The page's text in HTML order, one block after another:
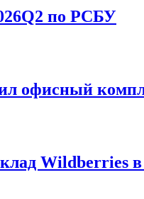
по РСБУ
офисный
Wildberries в